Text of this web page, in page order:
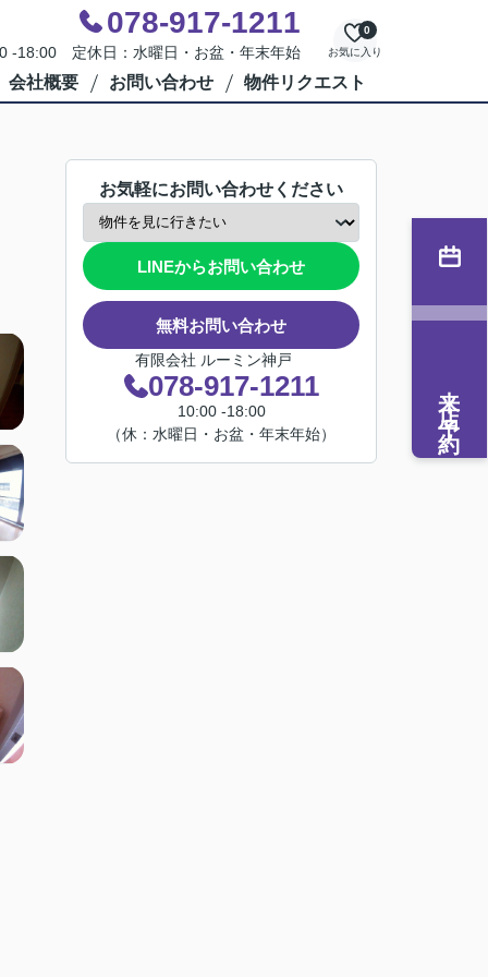
078-917-1211
-18:00 定休日：水曜日・お盆・年末年始 お気に入り
0
会社概要 お問い合わせ 物件リクエスト
お気軽にお問い合わせください
LINEからお問い合わせ
無料お問い合わせ
有限会社 ルーミン神戸
078-917-1211
10:00 -18:00
（休：水曜日・お盆・年末年始）
来店予約